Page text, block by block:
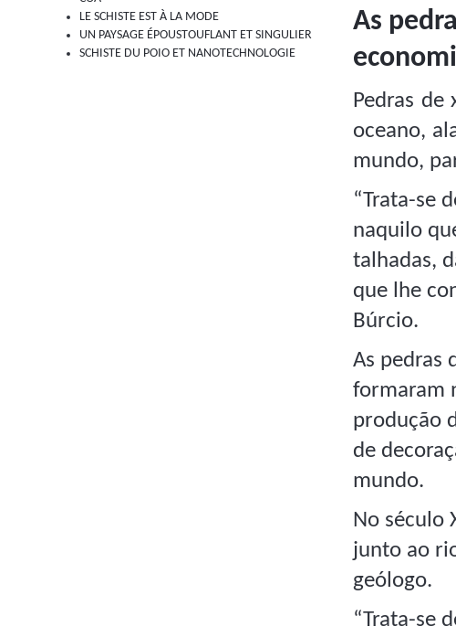
LE SCHISTE EST À LA MODE
UN PAYSAGE ÉPOUSTOUFLANT ET SINGULIER
SCHISTE DU POIO ET NANOTECHNOLOGIE
As
Pedras
oceano,
mundo,
“Trata-se
naquilo
talhadas,
que lhe
Búrcio.
As pedras
formaram
produção
de
mundo.
No século
junto ao
geólogo.
“Trata-se